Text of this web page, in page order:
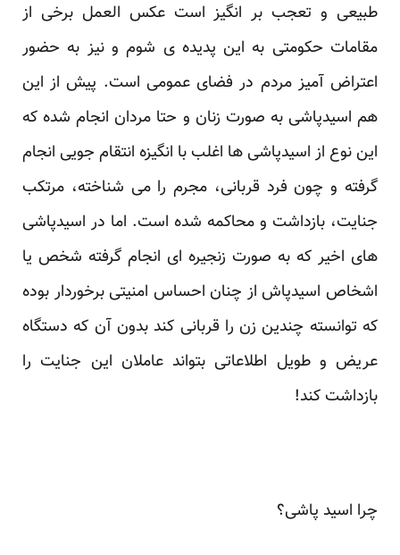
طبیعی و تعجب بر انگیز است عکس العمل برخی از
مقامات حکومتی به این پدیده ی شوم و نیز به حضور
اعتراض آمیز مردم در فضای عمومی است. پیش از این
هم اسیدپاشی به صورت زنان و حتا مردان انجام شده که
این نوع از اسیدپاشی ها اغلب با انگیزه انتقام جویی انجام
گرفته و چون فرد قربانی، مجرم را می شناخته، مرتکب
جنایت، بازداشت و محاکمه شده است. اما در اسیدپاشی
های اخیر که به صورت زنجیره ای انجام گرفته شخص یا
اشخاص اسیدپاش از چنان احساس امنیتی برخوردار بوده
که توانسته چندین زن را قربانی کند بدون آن که دستگاه
عریض و طویل اطلاعاتی بتواند عاملان این جنایت را
بازداشت کند!
چرا اسید پاشی؟